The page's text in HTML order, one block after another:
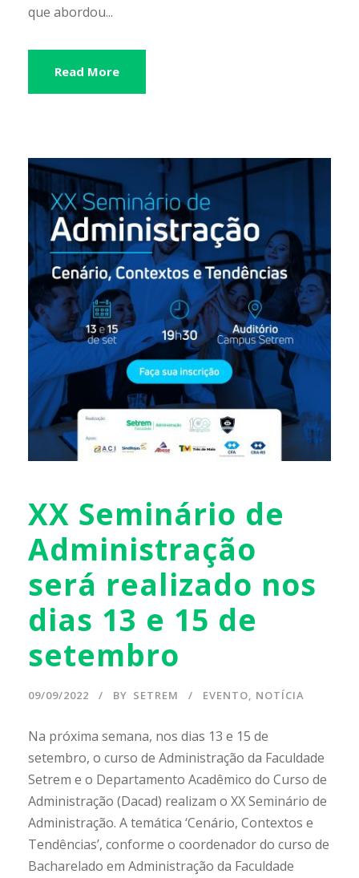
que abordou...
Read More
XX Seminário de
Administração
será realizado nos
dias 13 e 15 de
setembro
09/09/2022 BY SETREM EVENTO, NOTÍCIA
Na próxima semana, nos dias 13 e 15 de
setembro, o curso de Administração da Faculdade
Setrem e o Departamento Acadêmico do Curso de
Administração (Dacad) realizam o XX Seminário de
Administração. A temática ‘Cenário, Contextos e
Tendências’, conforme o coordenador do curso de
Bacharelado em Administração da Faculdade